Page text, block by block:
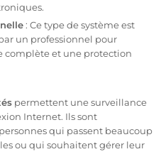
appartement
et moins sensibles aux
installation plus complexe,
Ils conviennent mieux aux
:
filaires ne dépendent pas
les rend moins sensibles aux
systèmes
: Ce type de système est
un professionnel pour
complète et une protection
permettent une surveillance
Internet. Ils sont
qui passent beaucoup
ou qui souhaitent gérer leur